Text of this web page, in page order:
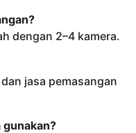
dengan 2–4 kamera.
jasa pemasangan
gunakan?